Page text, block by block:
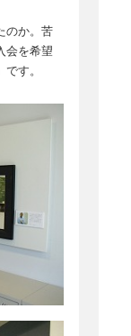
のか。苦
会を希望
す。